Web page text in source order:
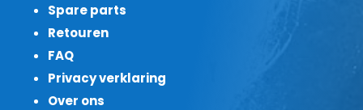
Spare parts
Retouren
FAQ
Privacy verklaring
Over ons